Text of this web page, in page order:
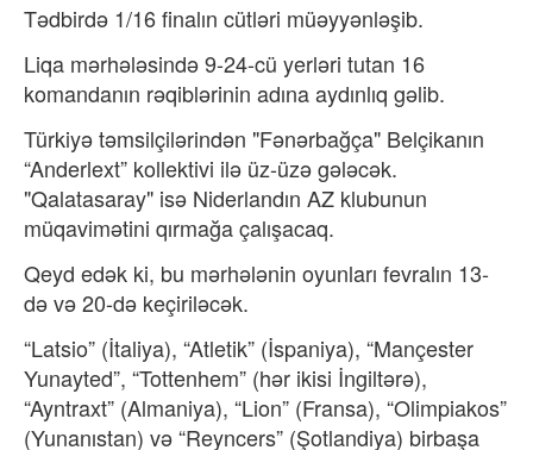
Tədbirdə 1/16 finalın cütləri müəyyənləşib.
Liqa mərhələsində 9-24-cü yerləri tutan 16
komandanın rəqiblərinin adına aydınlıq gəlib.
Türkiyə təmsilçilərindən "Fənərbağça" Belçikanın
“Anderlext” kollektivi ilə üz-üzə gələcək.
"Qalatasaray" isə Niderlandın AZ klubunun
müqavimətini qırmağa çalışacaq.
Qeyd edək ki, bu mərhələnin oyunları fevralın 13-
də və 20-də keçiriləcək.
“Latsio” (İtaliya), “Atletik” (İspaniya), “Mançester
Yunayted”, “Tottenhem” (hər ikisi İngiltərə),
“Ayntraxt” (Almaniya), “Lion” (Fransa), “Olimpiakos”
(Yunanıstan) və “Reyncers” (Şotlandiya) birbaşa